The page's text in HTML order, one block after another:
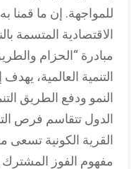
للمواجهة. إن ما قمنا
الاقتصادية المتسمة
مبادرة “الحزام
التنمية العالمية،
النمو ودفع الطريق
الدول تتقاسم فرص
القرية الكونية تسعى
مفهوم الفوز المشترك